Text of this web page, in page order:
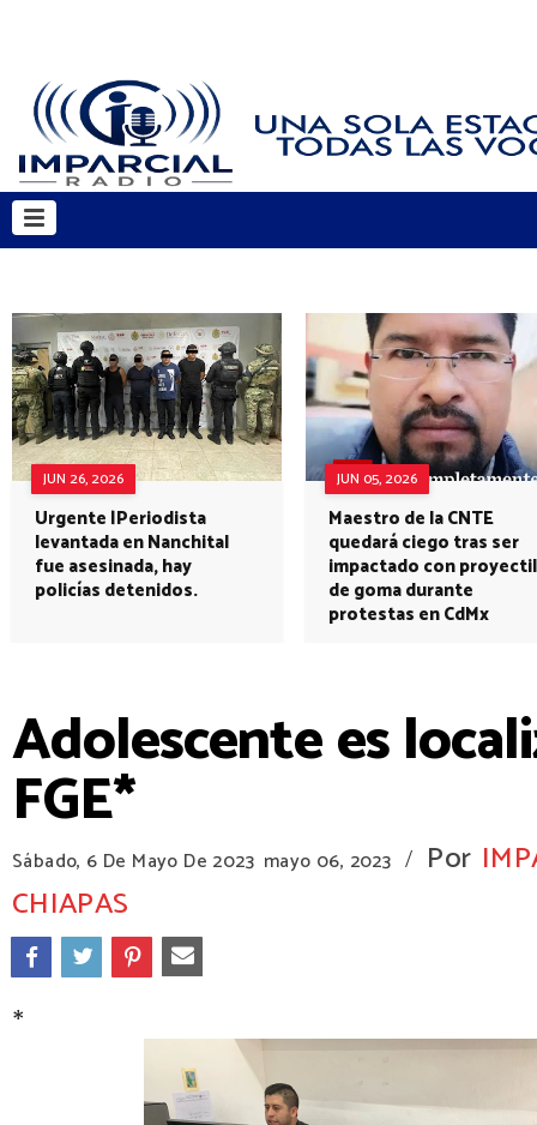
JUN 26, 2026
Urgente |Periodista
levantada en Nanchital
fue asesinada, hay
policías detenidos.
JUN 05, 2026
Maestro de la CNTE
quedará ciego tras ser
impactado con proyectil
de goma durante
protestas en CdMx
Adolescente es
FGE*
Sábado, 6 De Mayo De 2023 mayo 06, 2023 / Por
CHIAPAS
*